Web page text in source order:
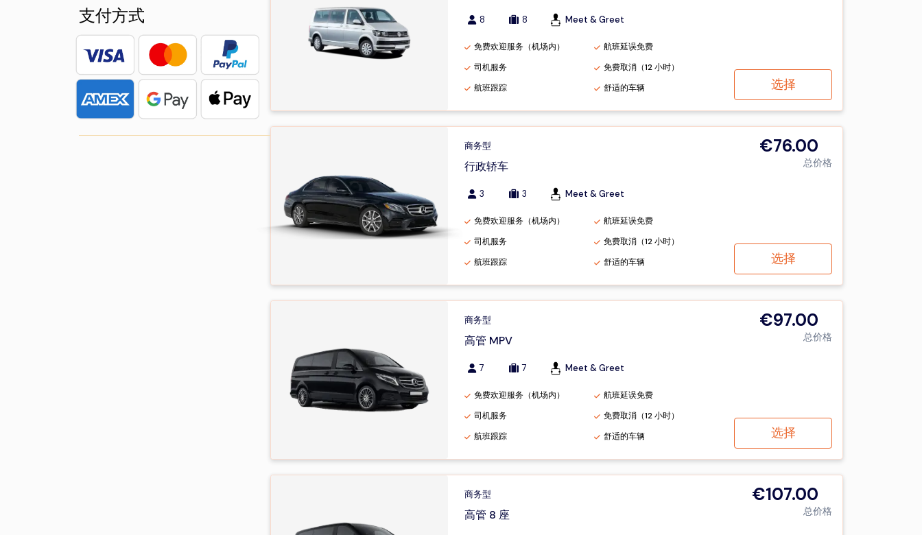
支付方式 8 8 Meet & Greet
免费欢迎服务（机场内）
航班延误免费
司机服务
免费取消（12 小时）
航班跟踪
舒适的车辆 选择
商务型
行政轿车
3 3 Meet & Greet
免费欢迎服务（机场内）
航班延误免费
司机服务
免费取消（12 小时）
航班跟踪
舒适的车辆
€76.00
总价格
选择
商务型
高管 MPV
7 7 Meet & Greet
免费欢迎服务（机场内）
航班延误免费
司机服务
免费取消（12 小时）
航班跟踪
舒适的车辆
€97.00
总价格
选择
商务型
高管 8 座
€107.00
总价格